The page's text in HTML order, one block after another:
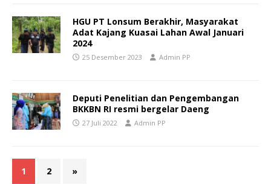
HGU PT Lonsum Berakhir, Masyarakat
Adat Kajang Kuasai Lahan Awal Januari
2024
25 Desember 2023 Admin PP
Deputi Penelitian dan Pengembangan
BKKBN RI resmi bergelar Daeng
27 Juli 2022 Admin PP
1 2 »